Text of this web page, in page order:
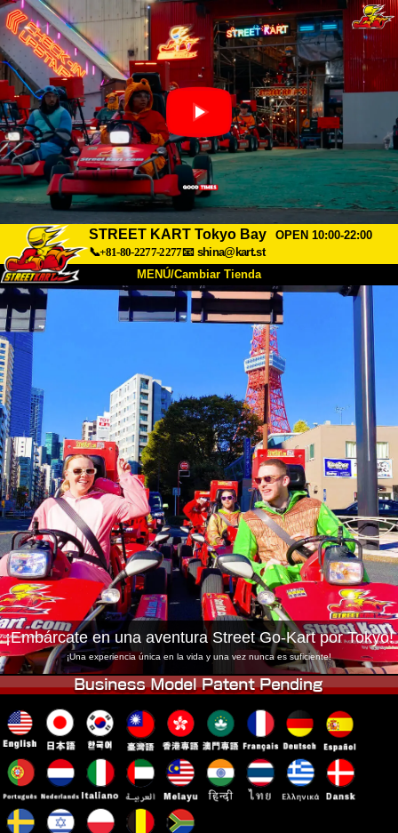
STREET KART Tokyo Bay
OPEN 10:00-22:00
📞+81-80-2277-2277📧 shina@kart.st
MENÚ/Cambiar Tienda
INICIO
Preguntas Frecuentes
Empresa Reservas
Cambiar Tienda
Tokyo Shinagawa Tokyo Akihabara#1
Tokyo Akihabara#2 Tokyo Shibuya
Tokyo Shibuya Annex Tokyo Bay
Tokyo Asakusa Osaka
Okinawa
¡Embárcate en una aventura Street Go-Kart por Tokyo!
¡Una experiencia única en la vida y una vez nunca es suficiente!